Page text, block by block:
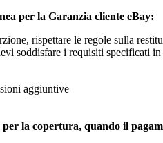
per la Garanzia cliente eBay:
rispettare le regole sulla
soddisfare i requisiti specificati
aggiuntive
per la copertura, quando il